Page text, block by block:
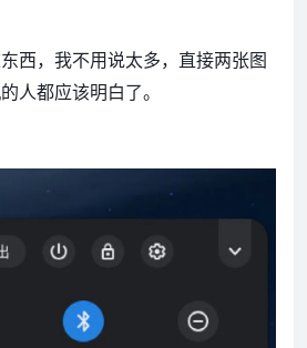
西，我不用说太多，直接两张图
人都应该明白了。